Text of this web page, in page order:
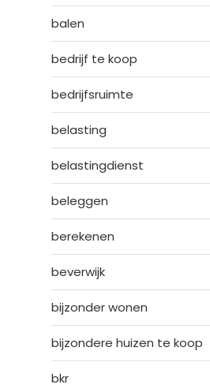
balen
bedrijf te koop
bedrijfsruimte
belasting
belastingdienst
beleggen
berekenen
beverwijk
bijzonder wonen
bijzondere huizen te koop
bkr